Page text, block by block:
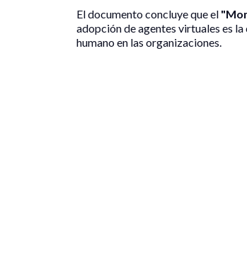
El documento concluye que el
adopción de agentes virtuales es
humano en las organizaciones.